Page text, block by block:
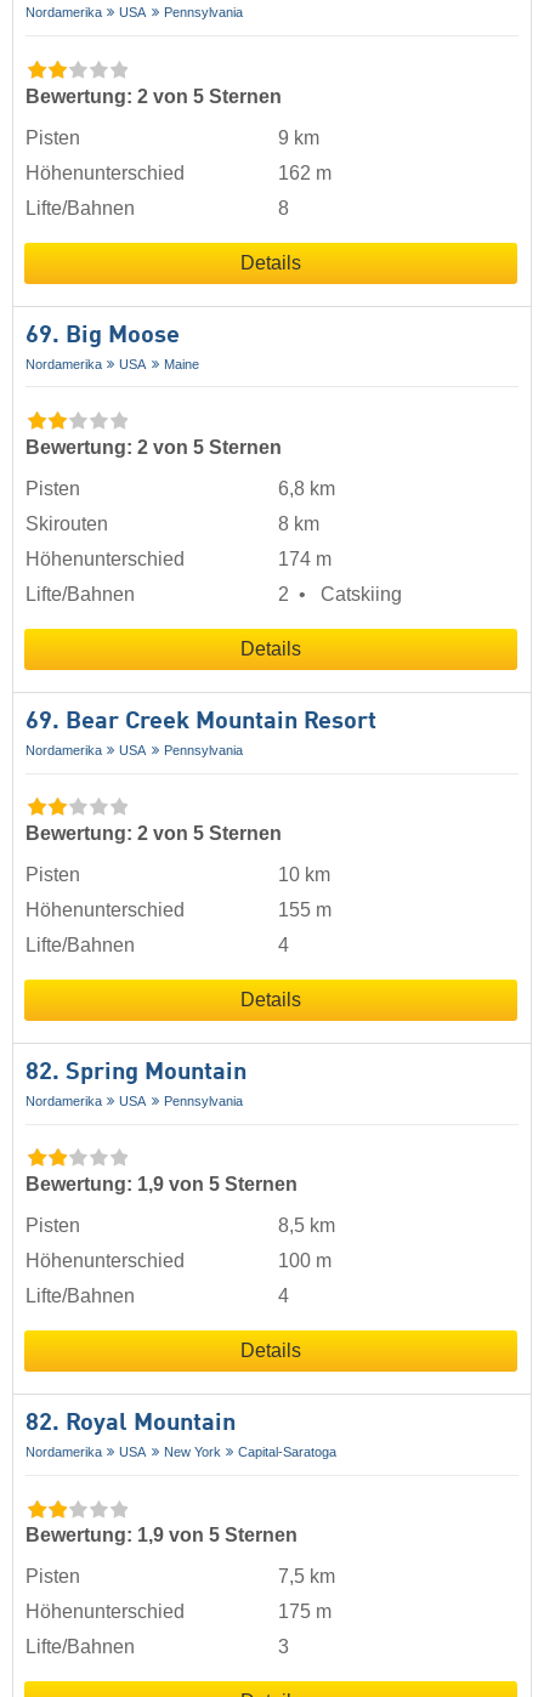
Nordamerika USA Pennsylvania
Bewertung: 2 von 5 Sternen
Pisten
9 km
Höhenunterschied
162 m
Lifte/Bahnen
8
Details
69. Big Moose
Nordamerika USA Maine
Bewertung: 2 von 5 Sternen
Pisten
6,8 km
Skirouten
8 km
Höhenunterschied
174 m
Lifte/Bahnen
2 Catskiing
Details
69. Bear Creek Mountain Resort
Nordamerika USA Pennsylvania
Bewertung: 2 von 5 Sternen
Pisten
10 km
Höhenunterschied
155 m
Lifte/Bahnen
4
Details
82. Spring Mountain
Nordamerika USA Pennsylvania
Bewertung: 1,9 von 5 Sternen
Pisten
8,5 km
Höhenunterschied
100 m
Lifte/Bahnen
4
Details
82. Royal Mountain
Nordamerika USA New York Capital-Saratoga
Bewertung: 1,9 von 5 Sternen
Pisten
7,5 km
Höhenunterschied
175 m
Lifte/Bahnen
3